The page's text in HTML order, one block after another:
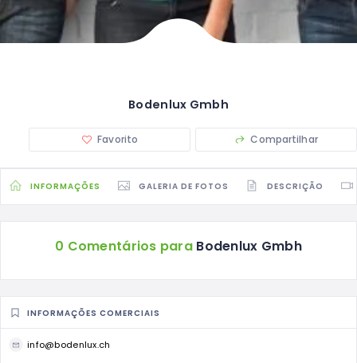
Bodenlux Gmbh
Favorito Compartilhar
INFORMAÇÕES GALERIA DE FOTOS DESCRIÇÃO
0 Comentários para Bodenlux Gmbh
INFORMAÇÕES COMERCIAIS
info@bodenlux.ch